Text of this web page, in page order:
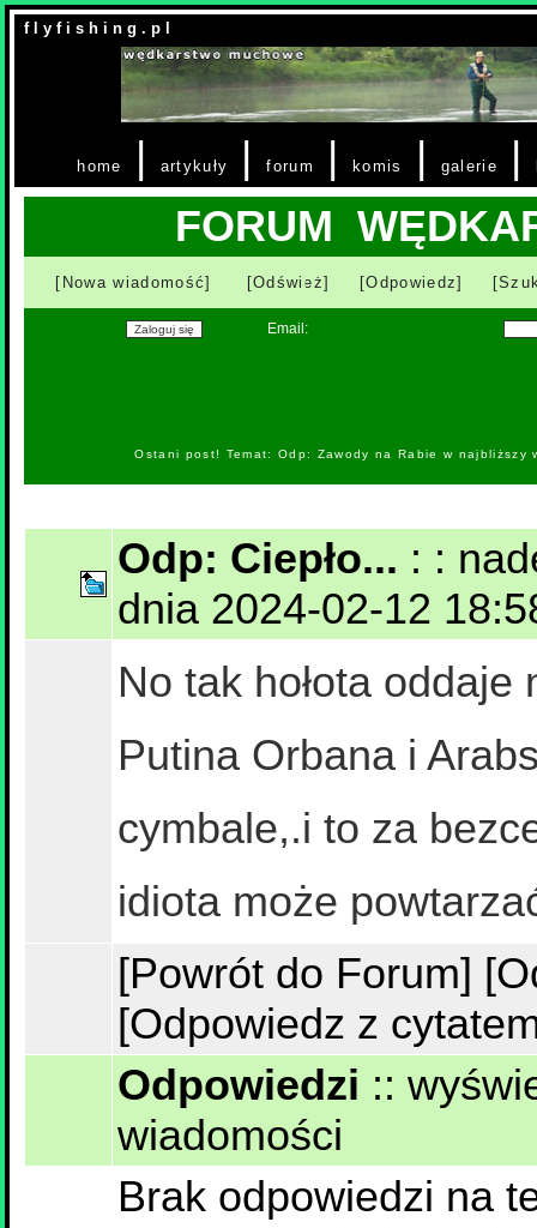
f l y f i s h i n g . p l
home | artykuły |forum | komis | galerie |
FORUM
[Nowa wiadomość] [Odśwież] [Odpowiedz]
Email:
Ostani post! Temat: Odp: Zawody na Rabie w
Odp: Ciepło... : :
dnia 2024-02-12
No tak hołota oddaje
Putina Orbana i
cymbale,.i to za
idiota może
[Powrót do Forum]
[Odpowiedz z
Odpowiedzi ::
wiadomości
Brak odpowiedzi na